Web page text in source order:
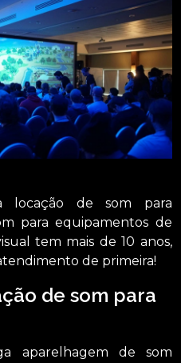
locação de som para
para equipamentos de
tem mais de 10 anos,
de primeira!
de som para
aparelhagem de som